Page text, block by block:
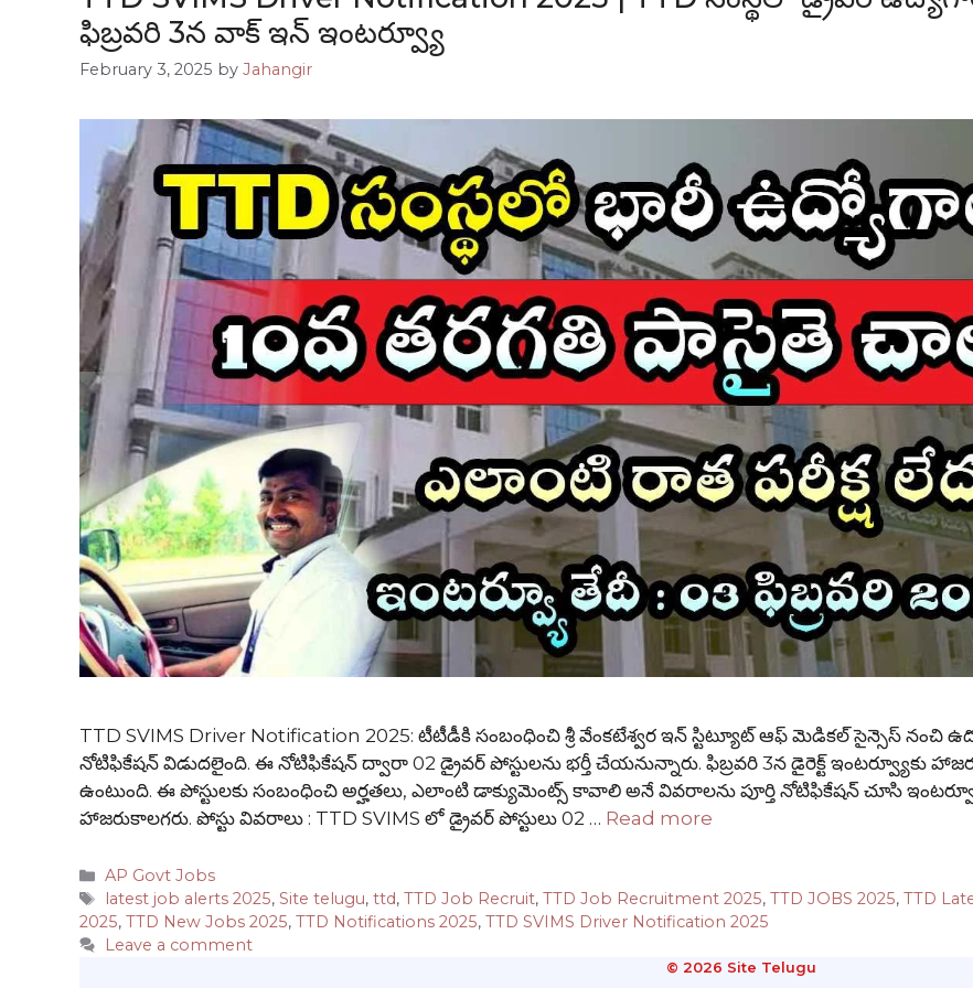
ఫిబ్రవరి 3న వాక్ ఇన్ ఇంటర్వ్యూ
February 3, 2025 by Jahangir
TTD SVIMS Driver Notification 2025: టీటీడీకి సంబంధించి శ్రీ వేంకటేశ్వర ఇన్ స్టిట్యూట్ ఆఫ్ మెడికల్ సైన్సెస్ నంచి
నోటిఫికేషన్ విడుదలైంది. ఈ నోటిఫికేషన్ ద్వారా 02 డ్రైవర్ పోస్టులను భర్తీ చేయనున్నారు. ఫిబ్రవరి 3న డైరెక్ట్ ఇంటర్వ్యూకు
ఉంటుంది. ఈ పోస్టులకు సంబంధించి అర్హతలు, ఎలాంటి డాక్యుమెంట్స్ కావాలి అనే వివరాలను పూర్తి నోటిఫికేషన్ చూసి
హాజరుకాలగరు. పోస్టు వివరాలు : TTD SVIMS లో డ్రైవర్ పోస్టులు 02 … Read more
Categories
AP Govt Jobs
Tags
latest job alerts 2025,Site telugu,ttd,TTD Job Recruit,TTD Job Recruitment 2025,TTD JOBS 2025,TTD
2025, TTD New Jobs 2025, TTD Notifications 2025, TTD SVIMS Driver Notification 2025
Leave a comment
© 2026 Site Telugu